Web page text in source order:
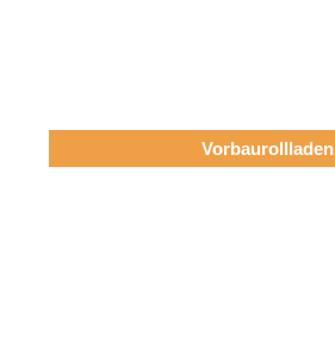
Vorbaurollladen